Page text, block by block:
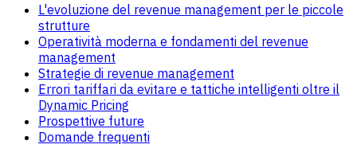
L'evoluzione del revenue management per le piccole
strutture
Operatività moderna e fondamenti del revenue
management
Strategie di revenue management
Errori tariffari da evitare e tattiche intelligenti oltre il
Dynamic Pricing
Prospettive future
Domande frequenti